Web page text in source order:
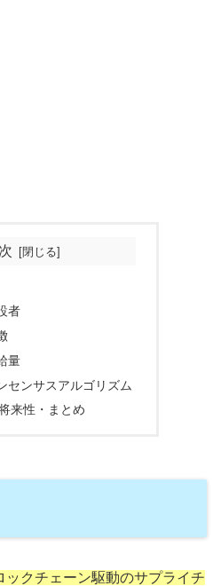
者
量
センサスアルゴリズム
来性・まとめ
ックチェーン駆動のサプライチ